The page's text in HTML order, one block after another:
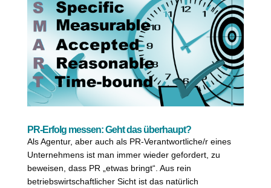
PR-Erfolg messen: Geht das überhaupt?
Als Agentur, aber auch als PR-Verantwortliche/r eines
Unternehmens ist man immer wieder gefordert, zu
beweisen, dass PR „etwas bringt“. Aus rein
betriebswirtschaftlicher Sicht ist das natürlich